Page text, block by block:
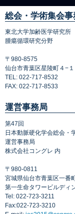
総会・学術集会事
東北大学加齢医学研究所
腫瘍循環研究分野
〒980-8575
仙台市青葉区星陵町４−１
TEL: 022-717-8532
FAX: 022-717-8533
運営事務局
第47回
日本動脈硬化学会総会・
運営事務局
株式会社コングレ 内
〒980‐0811
宮城県仙台市青葉区一番
第一生命タワービルディ
Tel: 022-723-3211
Fax:022-723-3210